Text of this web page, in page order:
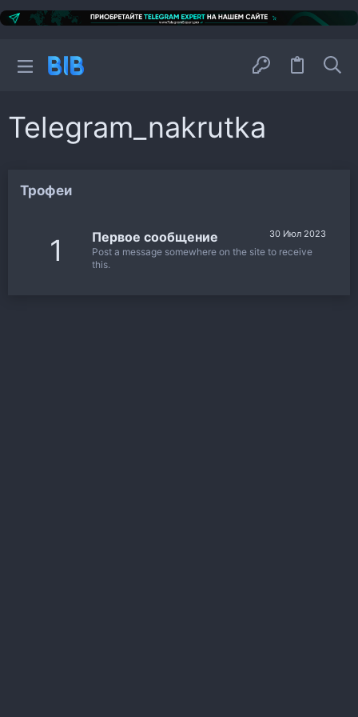
Telegram_nakrutka
Трофеи
1 30 Июл 2023
Первое сообщение
Post a message somewhere on the site to receive
this.